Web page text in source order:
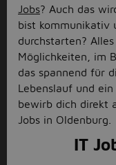
Jobs? Auch das
bist kommunikativ
durchstarten?
Möglichkeiten, im
das spannend für
Lebenslauf und
bewirb dich direkt
Jobs in Oldenburg.
IT